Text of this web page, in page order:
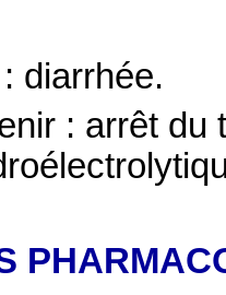
diarrhée.
: arrêt du